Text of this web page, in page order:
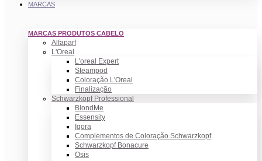
MARCAS
MARCAS PRODUTOS CABELO
Alfaparf
L'Oreal
L'oreal Expert
Steampod
Coloração L'Oreal
Finalização
Schwarzkopf Professional
BlondMe
Essensity
Igora
Complementos de Coloração Schwarzkopf
Schwarzkopf Bonacure
Osis